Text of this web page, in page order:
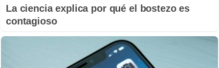
La ciencia explica por qué el bostezo es
contagioso